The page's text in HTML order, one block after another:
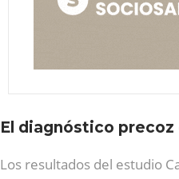
El diagnóstico
Los resultados del estudio